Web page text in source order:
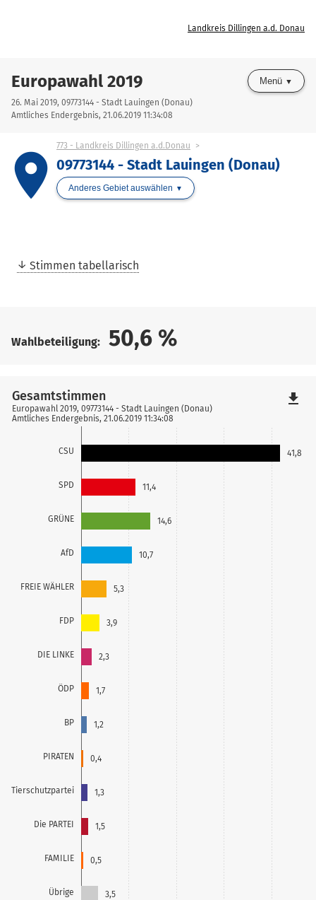
Landkreis Dillingen a.d. Donau
Europawahl 2019
26. Mai 2019, 09773144 - Stadt Lauingen (Donau)
Amtliches Endergebnis, 21.06.2019 11:34:08
Menü
place
773 - Landkreis Dillingen a.d.Donau
09773144 - Stadt Lauingen (Donau)
Anderes Gebiet auswählen
Stimmen tabellarisch
Wahlbeteiligung: 50,6 %
CSU
SPD
GRÜNE
AfD
FREIE WÄHLER
FDP
DIE LINKE
ÖDP
BP
PIRATEN
Tierschutzpartei
Die PARTEI
FAMILIE
Übrige
41,8
11,4
14,6
10,7
5,3
3,9
2,3
1,7
1,2
0,4
1,3
1,5
0,5
3,5
Gesamtstimmen
Europawahl 2019, 09773144 - Stadt Lauingen (Donau)
Amtliches Endergebnis, 21.06.2019 11:34:08
file_download